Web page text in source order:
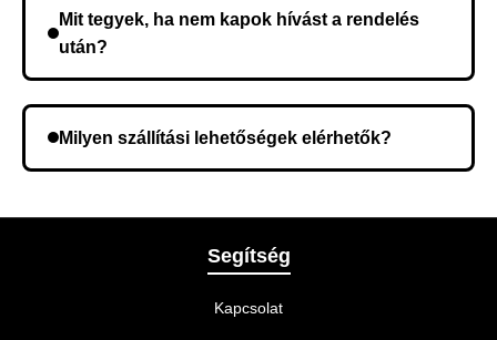
Mit tegyek, ha nem kapok hívást a rendelés
után?
meg a rendelést.
Milyen szállítási lehetőségek elérhetők?
legmegfelelőbb szállítási módot.
Segítség
Kapcsolat